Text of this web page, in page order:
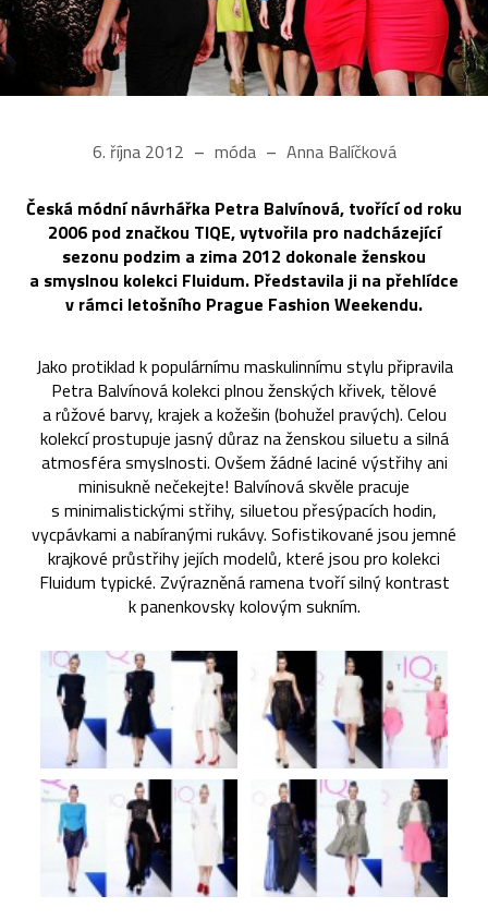
6. října 2012 móda Anna Balíčková
Česká módní návrhářka Petra Balvínová, tvořící od roku
2006 pod značkou TIQE, vytvořila pro nadcházející
sezonu podzim a zima 2012 dokonale ženskou
a smyslnou kolekci Fluidum. Představila ji na přehlídce
v rámci letošního Prague Fashion Weekendu.
Jako protiklad k populárnímu maskulinnímu stylu připravila
Petra Balvínová kolekci plnou ženských křivek, tělové
a růžové barvy, krajek a kožešin (bohužel pravých). Celou
kolekcí prostupuje jasný důraz na ženskou siluetu a silná
atmosféra smyslnosti. Ovšem žádné laciné výstřihy ani
minisukně nečekejte! Balvínová skvěle pracuje
s minimalistickými střihy, siluetou přesýpacích hodin,
vycpávkami a nabíranými rukávy. Sofistikované jsou jemné
krajkové průstřihy jejích modelů, které jsou pro kolekci
Fluidum typické. Zvýrazněná ramena tvoří silný kontrast
k panenkovsky kolovým sukním.